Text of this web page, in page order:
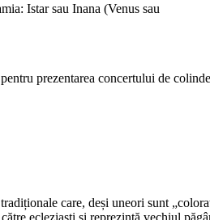
Istar sau Inana (Venus sau
prezentarea concertului de
care, deși uneori sunt